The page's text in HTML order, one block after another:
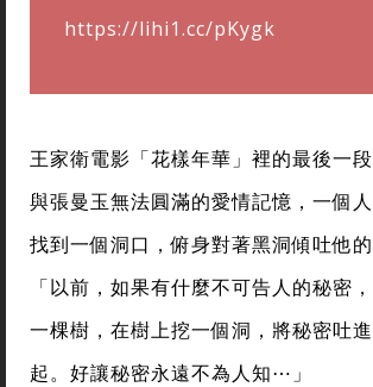
https://lihi1.cc/pKygk
王家衛電影「花樣年華」裡的最後一
與張曼玉無法圓滿的愛情記憶，一個人
找到一個洞口，俯身對著黑洞傾吐他的
「以前，如果有什麼不可告人的秘密
一棵樹，在樹上挖一個洞，將秘密吐
起。好讓秘密永遠不為人知⋯」